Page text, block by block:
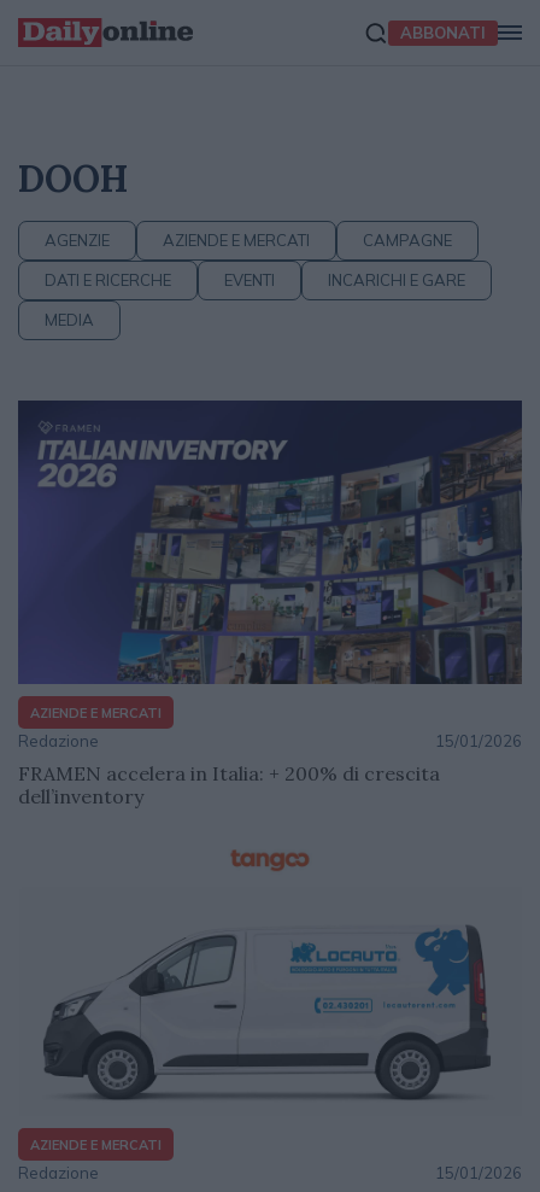
ABBONATI
DOOH
AGENZIE AZIENDE E MERCATI CAMPAGNE
DATI E RICERCHE EVENTI INCARICHI E GARE
MEDIA
AZIENDE E MERCATI
Redazione 15/01/2026
FRAMEN accelera in Italia: + 200% di crescita
dell’inventory
AZIENDE E MERCATI
Redazione 15/01/2026